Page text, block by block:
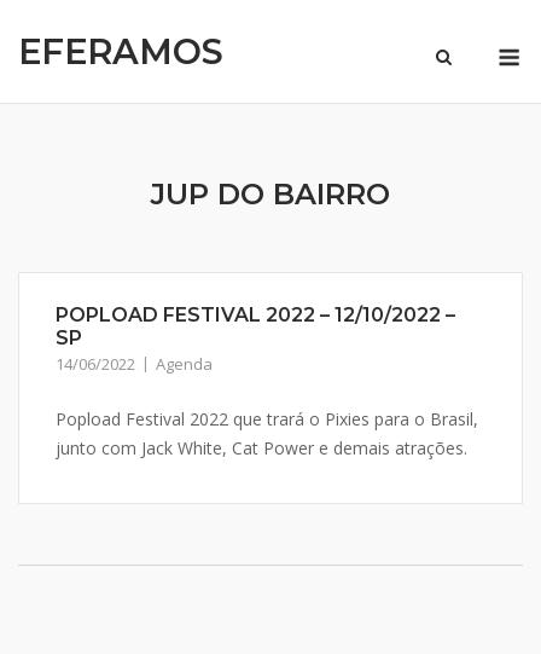
EFERAMOS
JUP DO BAIRRO
POPLOAD FESTIVAL 2022 – 12/10/2022 –
SP
14/06/2022 Agenda
Popload Festival 2022 que trará o Pixies para o Brasil,
junto com Jack White, Cat Power e demais atrações.